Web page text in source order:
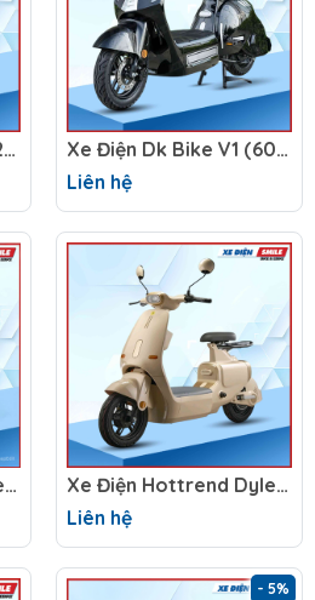
Xe Điện Hottrend VC 2025 Chính Hãng ( Hottrend VC option 1)
Xe Điện Dk Bike V1 (60V-23A)
Liên hệ
Xe Điện Hottrend Dylexe K1 2025 (Hottrend K1 Option 2)
Xe Điện Hottrend Dylexe K1 2025 ( Hottrend K1 Option 1 )
Liên hệ
- 5%